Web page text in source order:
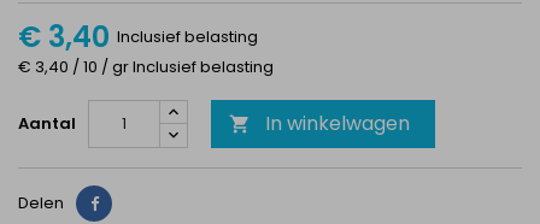
€ 3,40 Inclusief belasting
€ 3,40 / 10 / gr Inclusief belasting
Aantal  In winkelwagen
Delen Delen